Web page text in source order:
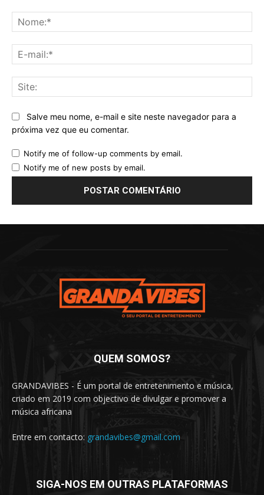
Salve meu nome, e-mail e site neste navegador para a
próxima vez que eu comentar.
Notify me of follow-up comments by email.
Notify me of new posts by email.
QUEM SOMOS?
GRANDAVIBES - É um portal de entretenimento e música,
criado em 2019 com objectivo de divulgar e promover a
música africana
Entre em contacto: grandavibes@gmail.com
SIGA-NOS EM OUTRAS PLATAFORMAS